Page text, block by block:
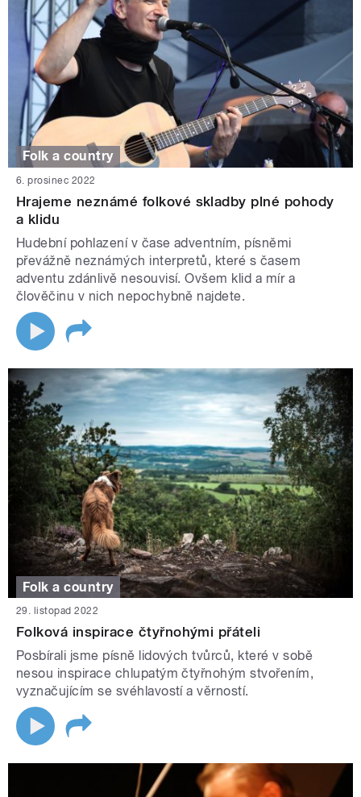
Folk a country
6. prosinec 2022
Hrajeme neznámé folkové skladby plné pohody
a klidu
Hudební pohlazení v čase adventním, písněmi
převážně neznámých interpretů, které s časem
adventu zdánlivě nesouvisí. Ovšem klid a mír a
člověčinu v nich nepochybně najdete.
Folk a country
29. listopad 2022
Folková inspirace čtyřnohými přáteli
Posbírali jsme písně lidových tvůrců, které v sobě
nesou inspirace chlupatým čtyřnohým stvořením,
vyznačujícím se svéhlavostí a věrností.